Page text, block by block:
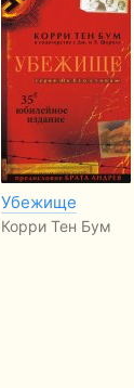
Убежище
Корри Тен Бум